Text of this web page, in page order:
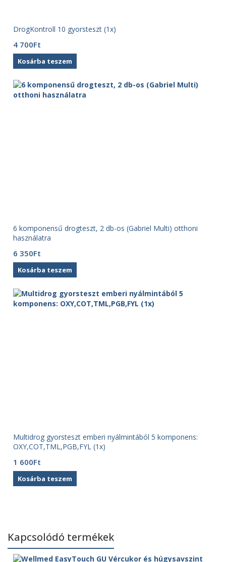
DrogKontroll 10 gyorsteszt (1x)
4 700Ft
Kosárba teszem
6 komponensű drogteszt, 2 db-os (Gabriel Multi) otthoni
használatra
6 350Ft
Kosárba teszem
Multidrog gyorsteszt emberi nyálmintából 5 komponens:
OXY,COT,TML,PGB,FYL (1x)
1 600Ft
Kosárba teszem
Kapcsolódó termékek